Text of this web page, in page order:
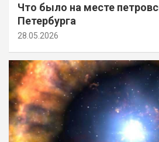
Что было на месте
Петербурга
28.05.2026